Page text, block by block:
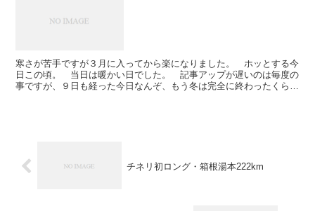
寒さが苦手ですが３月に入ってから楽になりました。 ホッとする今
日この頃。 当日は暖かい日でした。 記事アップが遅いのは毎度の
事ですが、９日も経った今日なんぞ、もう冬は完全に終わったくらい
チネリ初ロング・箱根湯本222km